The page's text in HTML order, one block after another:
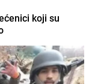
koji su